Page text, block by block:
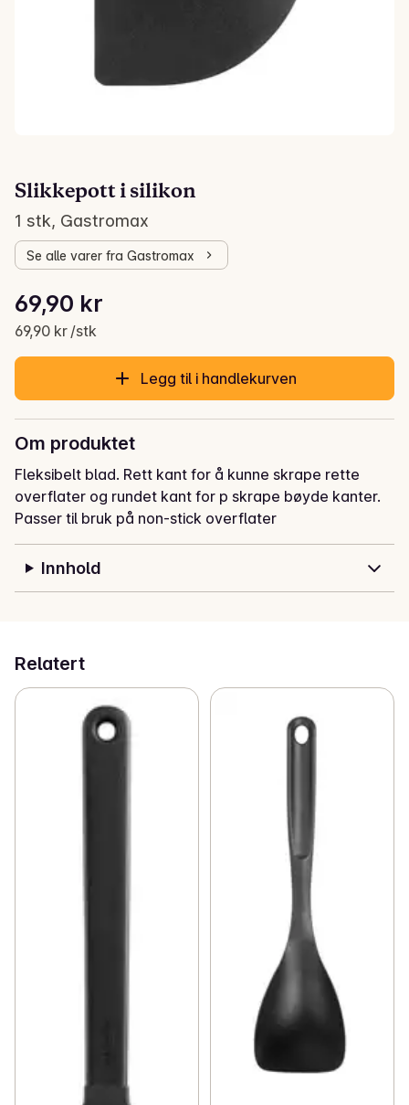
Slikkepott i silikon
1 stk, Gastromax
Se alle varer fra Gastromax
Gjeldende pris er: 69,90 kr
69,90 kr
69,90 kr /stk
Stykkpris: 69,90 kr /stk
Legg til i handlekurven
Om produktet
Fleksibelt blad. Rett kant for å kunne skrape rette
overflater og rundet kant for p skrape bøyde kanter.
Passer til bruk på non-stick overflater
Innhold
Relatert